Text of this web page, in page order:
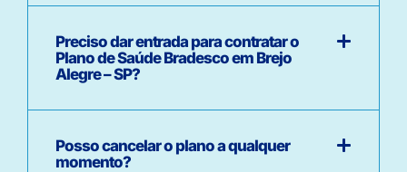
Preciso dar entrada para contratar o
Plano de Saúde Bradesco em Brejo
Alegre – SP?
Posso cancelar o plano a qualquer
momento?